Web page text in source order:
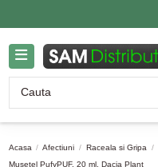
Acasa Afectiuni Raceala si Gripa
Musetel PufyPUF, 20 ml, Dacia Plant